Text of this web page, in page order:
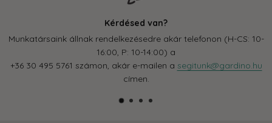
Kérdésed van?
Munkatársaink állnak rendelkezésedre akár telefonon (H-CS: 10-
16:00, P: 10-14:00) a
+36 30 495 5761 számon, akár e-mailen a segitunk@gardino.hu
címen.